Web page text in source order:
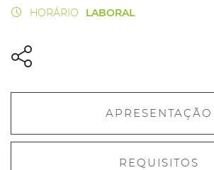
HORÁRIO
LABORAL
APRESENTAÇÃO
REQUISITOS